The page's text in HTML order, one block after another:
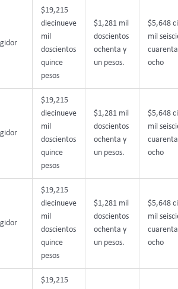
$19,215
diecinueve
mil
doscientos
quince
pesos
$1,281 mil
doscientos
ochenta y
un pesos.
$5,648
mil
ocho
$19,215
diecinueve
mil
doscientos
quince
pesos
$1,281 mil
doscientos
ochenta y
un pesos.
$5,648
mil
ocho
$19,215
diecinueve
mil
doscientos
quince
pesos
$1,281 mil
doscientos
ochenta y
un pesos.
$5,648
mil
ocho
$19,215